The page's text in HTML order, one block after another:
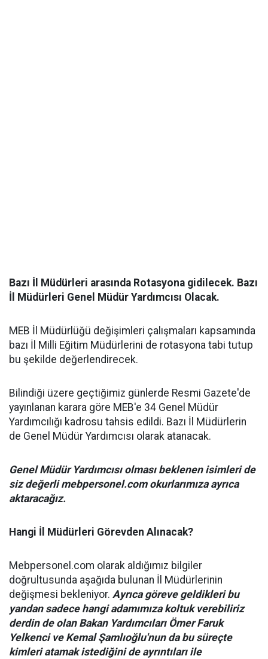
Bazı İl Müdürleri arasında Rotasyona gidilecek. Bazı
İl Müdürleri Genel Müdür Yardımcısı Olacak.
MEB İl Müdürlüğü değişimleri çalışmaları kapsamında
bazı İl Milli Eğitim Müdürlerini de rotasyona tabi tutup
bu şekilde değerlendirecek.
Bilindiği üzere geçtiğimiz günlerde Resmi Gazete'de
yayınlanan karara göre MEB'e 34 Genel Müdür
Yardımcılığı kadrosu tahsis edildi. Bazı İl Müdürlerin
de Genel Müdür Yardımcısı olarak atanacak.
Genel Müdür Yardımcısı olması beklenen isimleri de
siz değerli mebpersonel.com okurlarımıza ayrıca
aktaracağız.
Hangi İl Müdürleri Görevden Alınacak?
Mebpersonel.com olarak aldığımız bilgiler
doğrultusunda aşağıda bulunan İl Müdürlerinin
değişmesi bekleniyor. Ayrıca göreve geldikleri bu
yandan sadece hangi adamımıza koltuk verebiliriz
derdin de olan Bakan Yardımcıları Ömer Faruk
Yelkenci ve Kemal Şamlıoğlu'nun da bu süreçte
kimleri atamak istediğini de ayrıntıları ile